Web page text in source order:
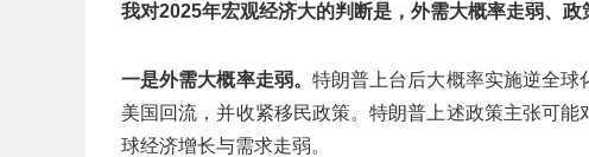
我对2025年宏观经济大的判断是，外需大概率走弱、政
一是外需大概率走弱。 特朗普上台后大概率实施逆全球
美国回流，并收紧移民政策。特朗普上述政策主张可
球经济增长与需求走弱。